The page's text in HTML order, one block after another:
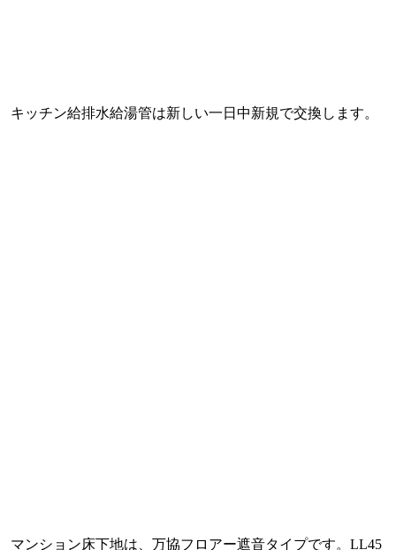
キッチン給排水給湯管は新しい一日中新規で交換します。
マンション床下地は、万協フロアー遮音タイプです。LL45